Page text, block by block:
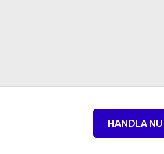
HANDLA NU